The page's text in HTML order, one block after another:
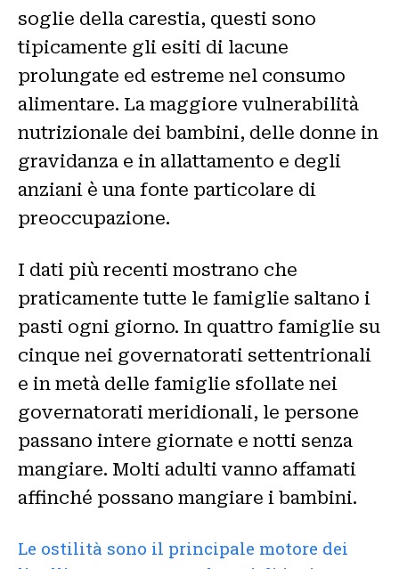
soglie della carestia, questi sono
tipicamente gli esiti di lacune
prolungate ed estreme nel consumo
alimentare. La maggiore vulnerabilità
nutrizionale dei bambini, delle donne in
gravidanza e in allattamento e degli
anziani è una fonte particolare di
preoccupazione.
I dati più recenti mostrano che
praticamente tutte le famiglie saltano i
pasti ogni giorno. In quattro famiglie su
cinque nei governatorati settentrionali
e in metà delle famiglie sfollate nei
governatorati meridionali, le persone
passano intere giornate e notti senza
mangiare. Molti adulti vanno affamati
affinché possano mangiare i bambini.
Le ostilità sono il principale motore dei